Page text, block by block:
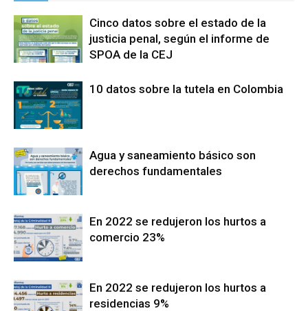
Cinco datos sobre el estado de la
justicia penal, según el informe de
SPOA de la CEJ
10 datos sobre la tutela en Colombia
Agua y saneamiento básico son
derechos fundamentales
En 2022 se redujeron los hurtos a
comercio 23%
En 2022 se redujeron los hurtos a
residencias 9%